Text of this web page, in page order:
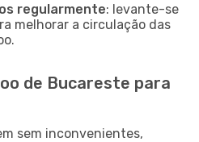
regularmente: levante-se
melhorar a circulação das
de Bucareste para
sem inconvenientes,